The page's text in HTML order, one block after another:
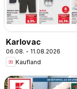
Karlovac
06.08. - 11.08.2026
Kaufland